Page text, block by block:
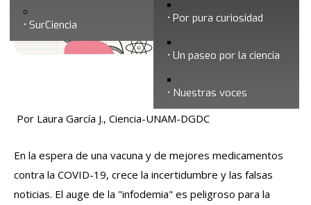
Por pura curiosidad
Un paseo por la ciencia
Nuestras voces
SurCiencia
Por Laura García J., Ciencia-UNAM-DGDC
En la espera de una vacuna y de mejores medicamentos
contra la COVID-19, crece la incertidumbre y las falsas
noticias. El auge de la "infodemia" es peligroso para la